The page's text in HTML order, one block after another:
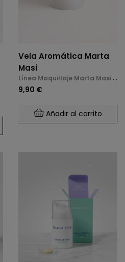
Vela Aromática Marta
Masi
Línea Maquillaje Marta Masi y
Accesorios
9,90 €
Añadir al carrito